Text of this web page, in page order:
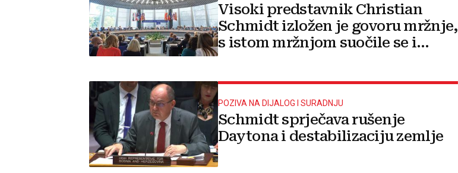
Visoki predstavnik Christian
Schmidt izložen je govoru mržnje,
s istom mržnjom suočile se i
POZIVA NA DIJALOG I SURADNJU
Schmidt sprječava rušenje
Daytona i destabilizaciju zemlje